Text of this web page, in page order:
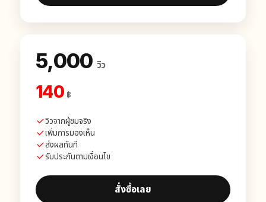
5,000 วิว
140 ฿
วิวจากผู้ชมจริง
เพิ่มการมองเห็น
ส่งผลทันที
รับประกันตามเงื่อนไข
สั่งซื้อเลย